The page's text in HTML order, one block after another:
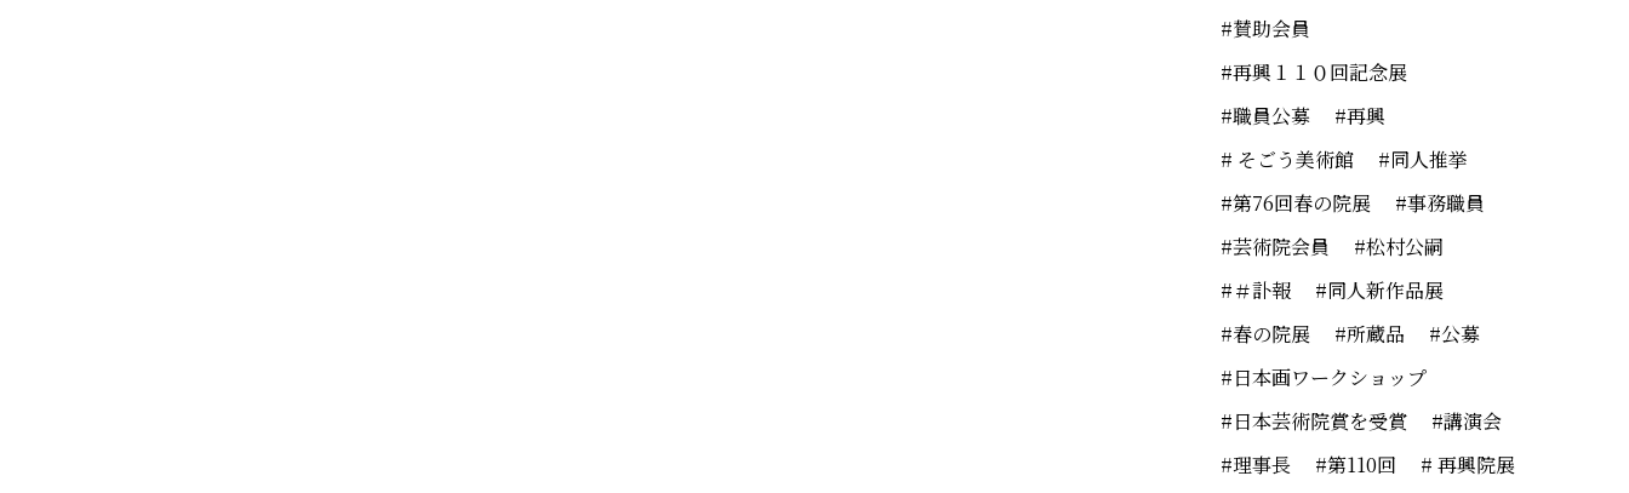
賛助会員
再興１１０回記念展
職員公募
再興
そごう美術館
同人推挙
第76回春の院展
事務職員
芸術院会員
松村公嗣
＃訃報
同人新作品展
春の院展
所蔵品
公募
日本画ワークショップ
日本芸術院賞を受賞
講演会
理事長
第110回
再興院展